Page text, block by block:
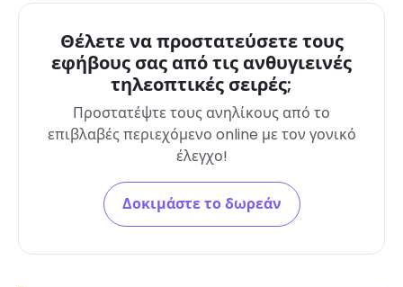
Θέλετε να προστατεύσετε τους
εφήβους σας από τις ανθυγιεινές
τηλεοπτικές σειρές;
Προστατέψτε τους ανηλίκους από το
επιβλαβές περιεχόμενο online με τον γονικό
έλεγχο!
Δοκιμάστε το δωρεάν